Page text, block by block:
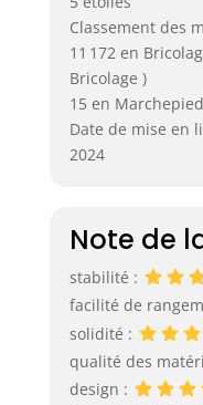
Classement des
11 172 en
Bricolage )
15 en
Date de mise en
2024
Note de
stabilité :
facilité de
solidité :
qualité des
design :